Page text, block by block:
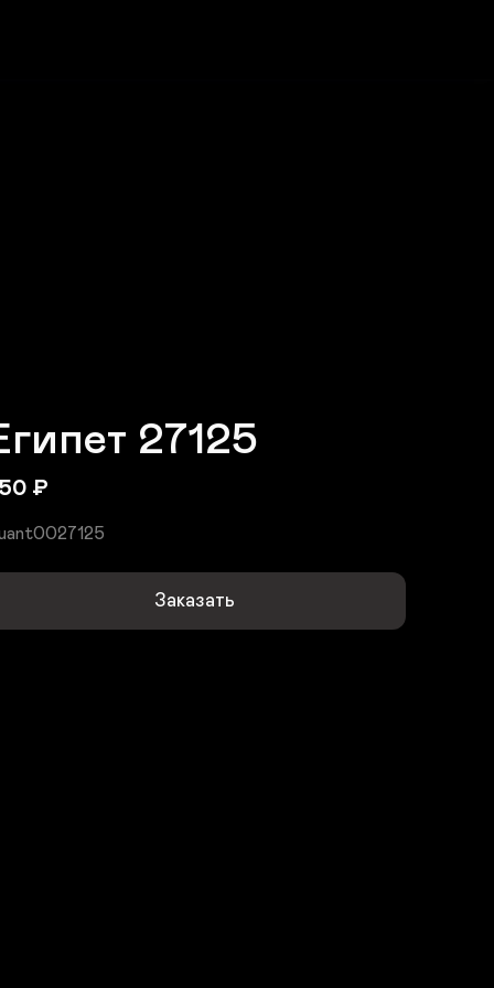
27125
₽
Заказать